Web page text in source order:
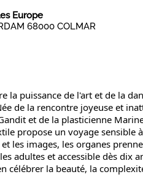
Europe
68000 COLMAR
la puissance de l'art et de la
de la rencontre joyeuse et
et de la plasticienne
propose un voyage sensible
les images, les organes
adultes et accessible dès dix
célébrer la beauté, la